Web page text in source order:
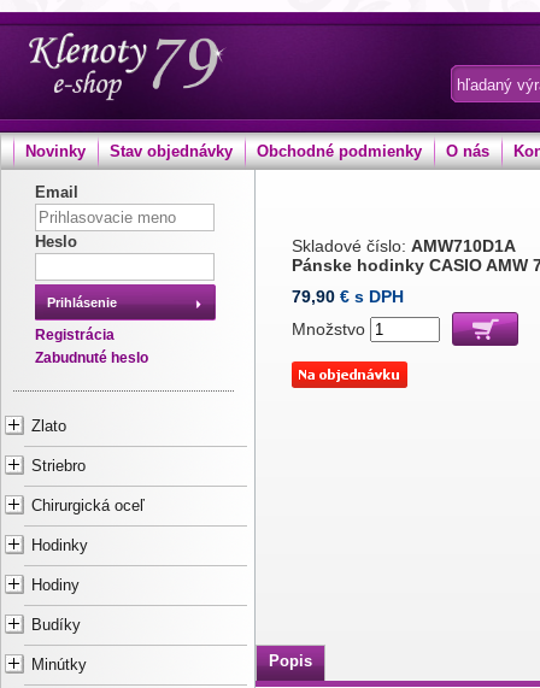
Novinky Stav objednávky Obchodné podmienky O nás
Email
Heslo
Prihlásenie
Registrácia
Zabudnuté heslo
Zlato
Striebro
Chirurgická oceľ
Hodinky
Hodiny
Budíky
Minútky
Skladové číslo: AMW710D1A
Pánske hodinky CASIO AMW
79,90 € s DPH
Množstvo
Popis